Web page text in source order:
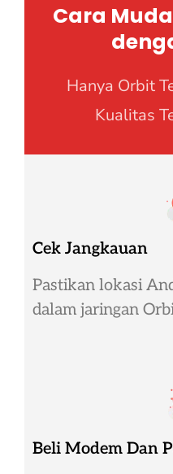
Cara
Hanya Orbit
Kualitas
Cek Jangkauan
Pastikan lokasi
dalam jaringan
Beli Modem Dan